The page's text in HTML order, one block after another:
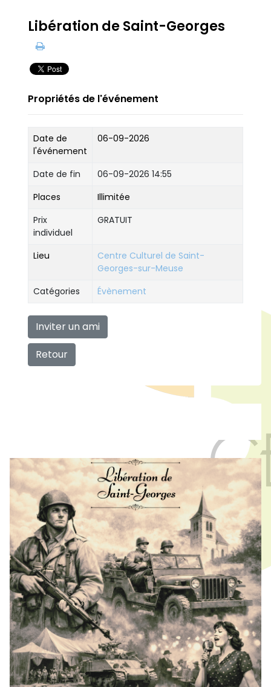
Libération de Saint-Georges
Propriétés de l'événement
Date de
l'événement
06-09-2026
Date de fin
06-09-2026 14:55
Places
Illimitée
Prix
individuel
GRATUIT
Lieu
Centre Culturel de Saint-
Georges-sur-Meuse
Catégories
Évènement
Inviter un ami
Retour